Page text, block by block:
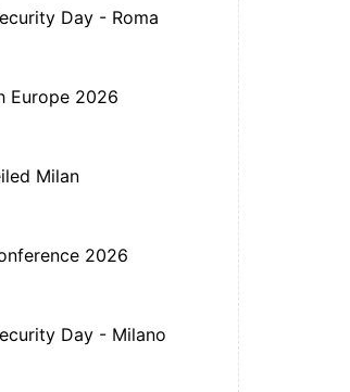
Day - Roma
Europe 2026
Milan
2026
Day - Milano